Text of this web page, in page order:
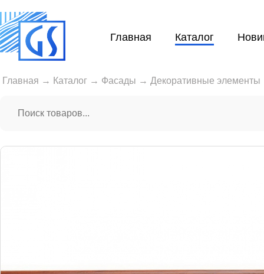
Главная Каталог
Главная → Каталог → Фасады → Декоративные элементы